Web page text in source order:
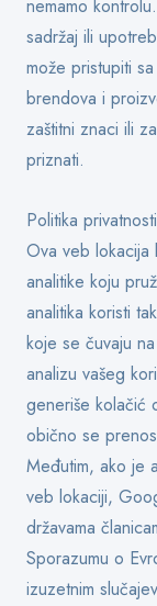
nemamo
sadržaj ili
može pristupiti
brendova i
zaštitni znaci ili
priznati.
Politika privatnosti
Ova veb lokacija
analitike koju
analitika koristi
koje se čuvaju
analizu vašeg
generiše kolačić
obično se
Međutim, ako je
veb lokaciji,
državama
Sporazumu o
izuzetnim